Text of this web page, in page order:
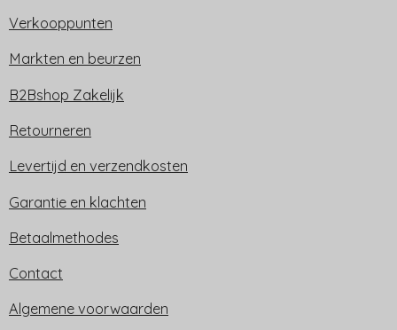
Verkooppunten
Markten en beurzen
B2Bshop Zakelijk
Retourneren
Levertijd en verzendkosten
Garantie en klachten
Betaalmethodes
Contact
Algemene voorwaarden